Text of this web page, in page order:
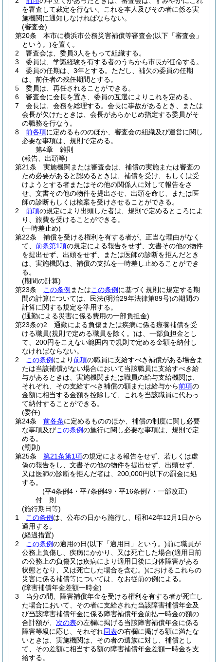
を審査して裁定を行ない、これを本人及びその者に係る実
施機関に通知しなければならない。
(審査会)
第20条
本市に横浜市公務災害補償等審査会(以下「審査会」
という。)を置く。
2
審査会は、委員3人をもって組織する。
3
委員は、学識経験を有する者のうちから市長が任命する。
4
委員の任期は、3年とする。 ただし、補欠の委員の任期
は、前任者の残任期間とする。
5
委員は、再任されることができる。
6
審査会に会長を置き、委員の互選によりこれを定める。
7
会長は、会務を総理する。 会長に事故があるとき、または
会長が欠けたときは、会長があらかじめ指定する委員がそ
の職務を行なう。
8
前各項に定めるもののほか、審査会の組織及び運営に関し
必要な事項は、規則で定める。
第4章
雑則
(報告、出頭等)
第21条
実施機関または審査会は、補償の実施または審査の
ため必要があると認めるときは、補償を受け、もしくは受
けようとする者またはその他の関係人に対して報告をさ
せ、文書その他の物件を提出させ、出頭を命じ、または医
師の診断もしくは検案を受けさせることができる。
2
前項の規定により出頭した者は、規則で定めるところによ
り、旅費を受けることができる。
(一時差止め)
第22条
補償を受ける権利を有する者が、正当な理由がなく
て、 前条第1項の規定による報告をせず、文書その他の物件
を提出せず、出頭をせず、または医師の診断を拒んだとき
は、実施機関は、補償の支払を一時差し止めることができ
る。
(期間の計算)
第23条
この条例 またはこの条例 に基づく規則に規定する期
間の計算については、民法(明治29年法律第89号)の期間の
計算に関する規定を準用する。
(通勤による災害に係る費用の一部負担金)
第23条の2
通勤による負傷または疾病に係る療養補償を受
ける職員(規則で定める職員を除く。)は、一部負担金とし
て、200円をこえない範囲内で規則で定める金額を納付し
なければならない。
2
この条例 により前項の職員に支給すべき補償がある場合ま
たは当該補償がない場合において当該職員に支給すべき給
与があるときは、実施機関または職員の給与支給機関は、
それぞれ、その支給すべき補償の額または給与から前項の
金額に相当する金額を控除して、これを当該職員に代わっ
て納付することができる。
(委任)
第24条
前各条に定めるもののほか、補償の制度に関し必要
な事項及びこの条例の施行に関し必要な事項は、規則で定
める。
(罰則)
第25条
第21条第1項の規定による報告をせず、若しくは虚
偽の報告をし、文書その他の物件を提出せず、出頭せず、
又は医師の診断を拒んだ者は、200,000円以下の罰金に処
する。
(平4条例4・平7条例49・平16条例7・一部改正)
付 則
(施行期日等)
1
この条例 は、公布の日から施行し、昭和42年12月1日から
適用する。
(経過措置)
2
この条例の適用の日(以下「適用日」という。)前に職員が
公務上負傷し、疾病にかかり、又は死亡した場合(適用日前
の公務上の負傷又は疾病により適用日後に身体障害がある
状態となり、又は死亡した場合を含む。)におけるこれらの
災害に係る補償等については、なお従前の例による。
(障害補償年金差額一時金)
3
当分の間、障害補償年金を受ける権利を有する者が死亡し
た場合において、その者に支給された当該障害補償年金及
び当該障害補償年金に係る障害補償年金前払一時金の額の
合計額が、 次の表の左欄に掲げる当該障害補償年金に係る
障害等級に応じ、それぞれ同表の右欄に掲げる額に満たな
いときは、実施機関は、その者の遺族に対し、補償とし
て、その差額に相当する額の障害補償年金差額一時金を支
給する。